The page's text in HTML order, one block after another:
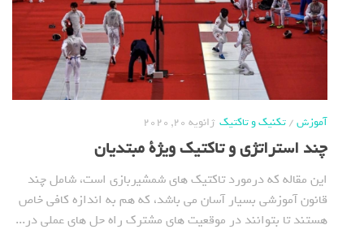
آموزش/تکنیک و تاکتیک ژانویه 20, 2020
چند استراتژی و تاکتیک ویژة مبتدیان
این مقاله که درمورد تاکتیک های شمشیربازی است، شامل چند
قانون آموزشی بسیار آسان می باشد، که هم به اندازه کافی خاص
هستند تا بتوانند در موقعیت های مشترک راه حل های عملی در...